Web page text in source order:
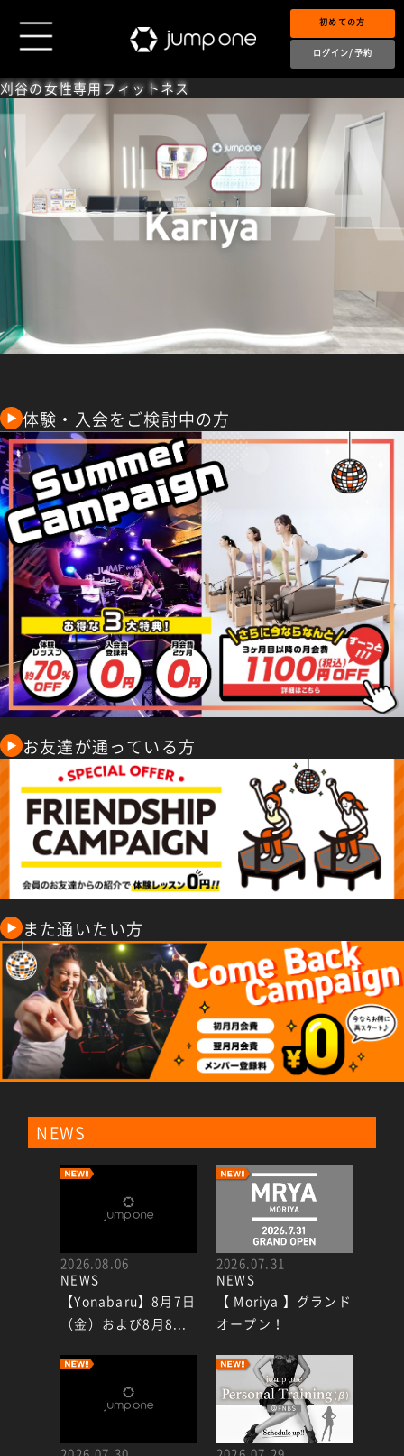
初めての方
ログイン/予約
刈谷の女性専用フィットネス
体験・入会をご検討中の方
お友達が通っている方
また通いたい方
NEWS
2026.08.06
NEWS
【Yonabaru】8月7日
（金）および8月8...
2026.07.31
NEWS
【 Moriya 】グランド
オープン！